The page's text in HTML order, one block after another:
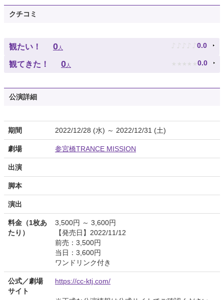
クチコミ
観たい！ 0人 ♪ ♪ ♪ ♪ ♪ 0.0
観てきた！ 0人 ★ ★ ★ ★ ★ 0.0
公演詳細
期間 2022/12/28 (水) ～ 2022/12/31 (土)
劇場 参宮橋TRANCE MISSION
出演
脚本
演出
料金（1枚あ
たり）
3,500円 ～ 3,600円
【発売日】2022/11/12
前売：3,500円
当日：3,600円
ワンドリンク付き
公式／劇場
サイト
https://cc-ktj.com/